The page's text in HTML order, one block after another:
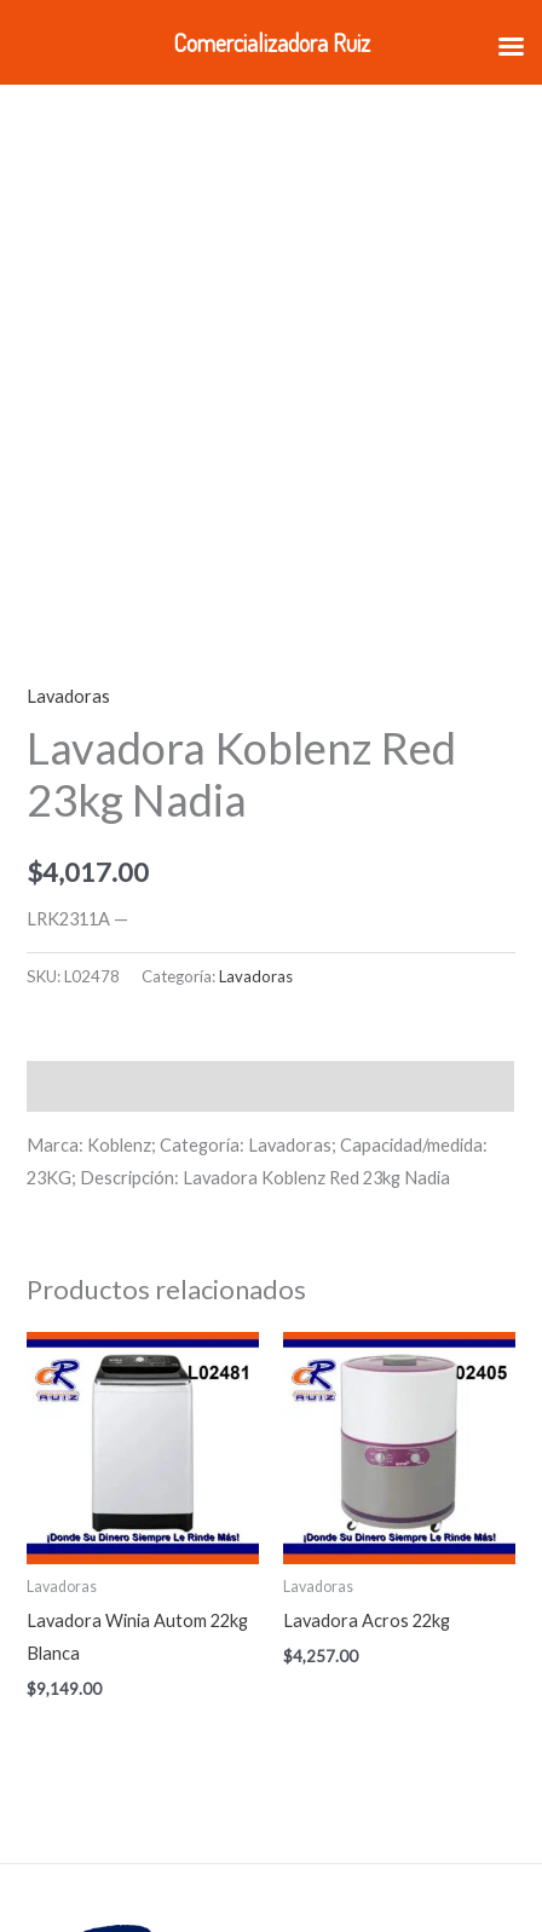
contenido
Lavadoras
Lavadora Koblenz Red
23kg Nadia
$4,017.00
LRK2311A —
SKU:L02478 Categoría:Lavadoras
Marca: Koblenz; Categoría: Lavadoras; Capacidad/medida:
23KG; Descripción: Lavadora Koblenz Red 23kg Nadia
Productos relacionados
Lavadoras
Lavadora Winia Autom 22kg
Blanca
$9,149.00
Lavadoras
Lavadora Acros 22kg
$4,257.00
Comercializadora Ruiz